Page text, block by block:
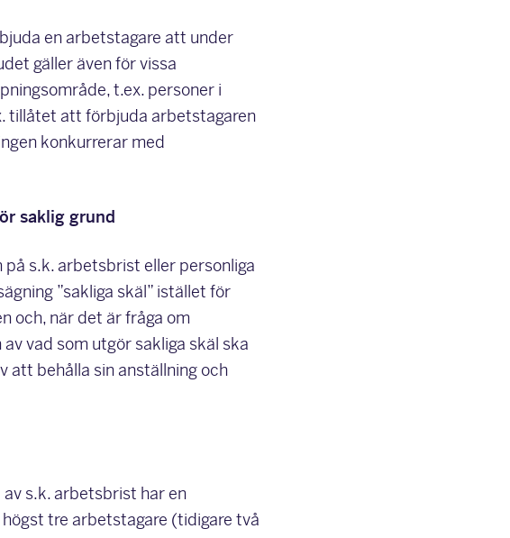
en arbetstagare att under
gäller även för vissa
t.ex. personer i
tillåtet att förbjuda arbetstagaren
konkurrerar med
saklig grund
s.k. arbetsbrist eller personliga
”sakliga skäl” istället för
och, när det är fråga om
vad som utgör sakliga skäl ska
att behålla sin anställning och
s.k. arbetsbrist har en
tre arbetstagare (tidigare två